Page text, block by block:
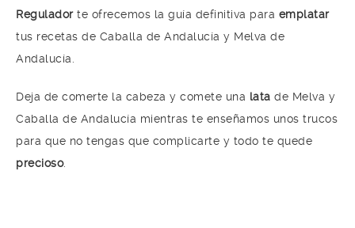
Reguladorte ofrecemos la guía definitiva para emplatar
tus recetas de Caballa de Andalucía y Melva de
Andalucía.
Deja de comerte la cabeza y comete una lata de Melva y
Caballa de Andalucía mientras te enseñamos unos trucos
para que no tengas que complicarte y todo te quede
precioso.